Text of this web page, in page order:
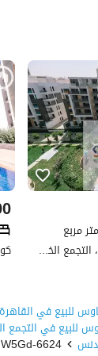
كومباوند ذا ايكون ريزدنس، التجمع الخامس، القاهرة الجديدة، القاهرة
للبيع في القاهرة
للبيع في التجمع
6624-FJW5Gd - بيوت